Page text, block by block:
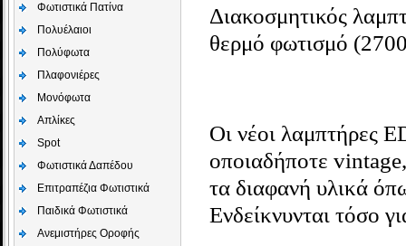
Φωτιστικά Πατίνα
Πολυέλαιοι
Πολύφωτα
Πλαφονιέρες
Μονόφωτα
Απλίκες
Spot
Φωτιστικά Δαπέδου
Επιτραπέζια Φωτιστικά
Παιδικά Φωτιστικά
Aνεμιστήρες Οροφής
Διακοσμητικός
θερμό φωτισμό
Οι νέοι λαμπτήρες
οποιαδήποτε
τα διαφανή υλικά
Ενδείκνυνται τόσο